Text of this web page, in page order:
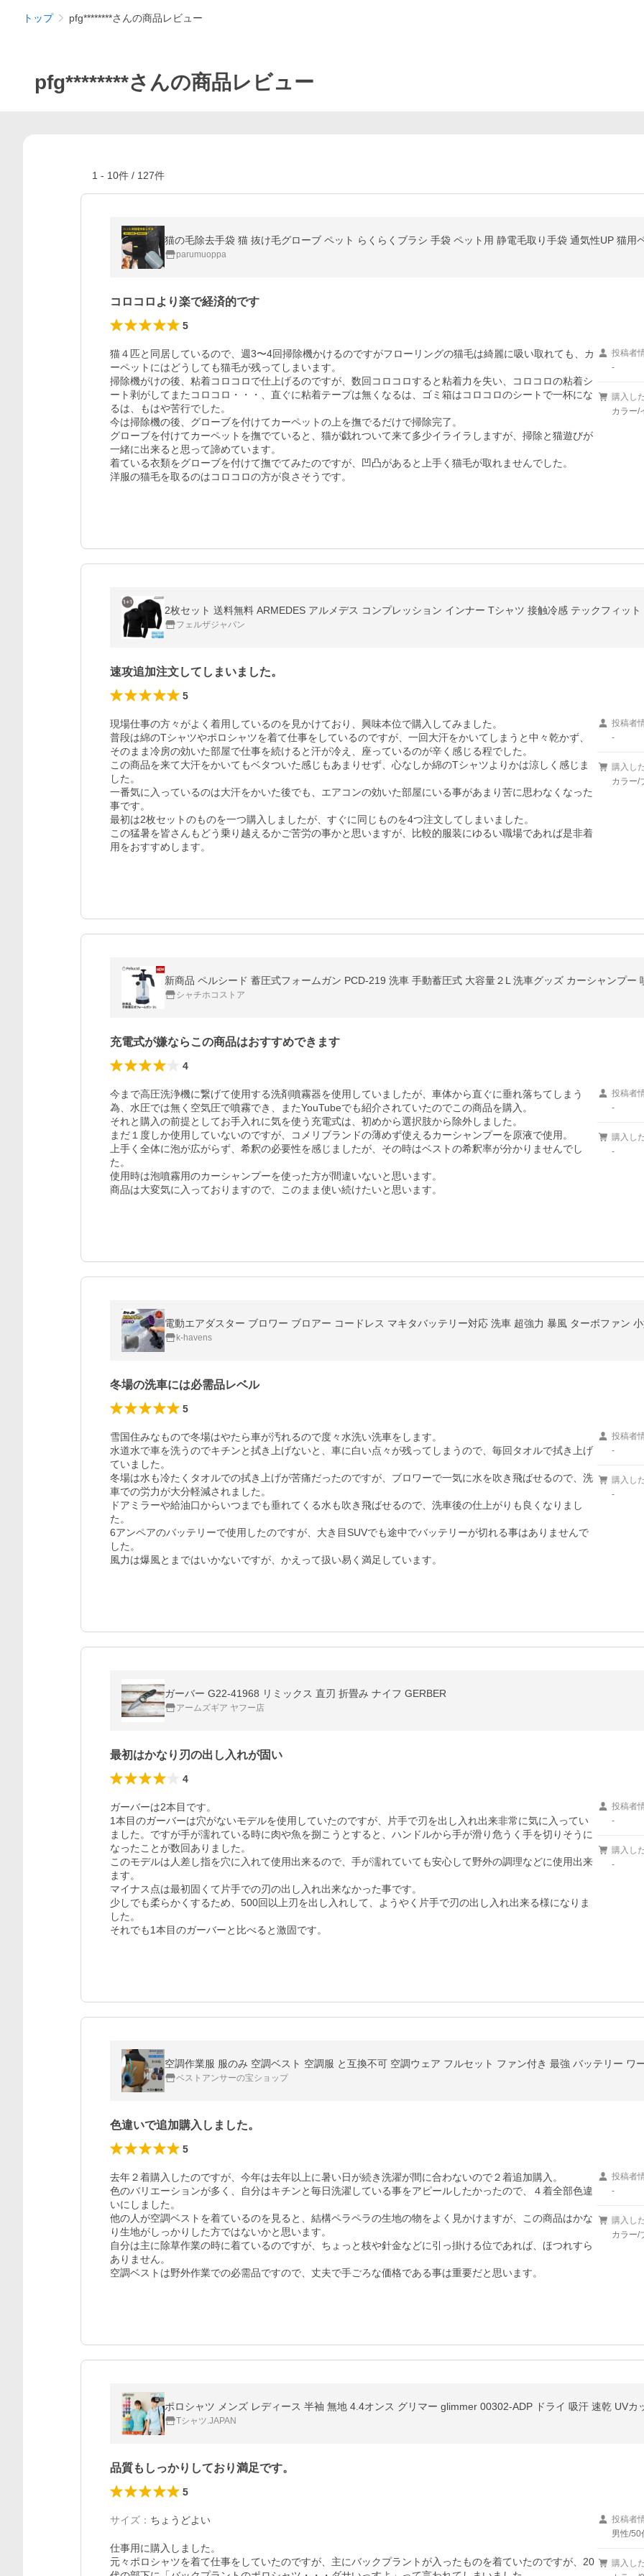
トップ pfg********さんの商品レビュー
pfg********さんの商品レビュー
1 - 10件 / 127件
parumuoppa
コロコロより楽で経済的です
5
猫４匹と同居しているので、週3〜4回掃除機かけるのですがフローリングの猫毛は綺麗に吸い取れても、カ
ーペットにはどうしても猫毛が残ってしまいます。
掃除機がけの後、粘着コロコロで仕上げるのですが、数回コロコロすると粘着力を失い、コロコロの粘着シ
ート剥がしてまたコロコロ・・・、直ぐに粘着テープは無くなるは、ゴミ箱はコロコロのシートで一杯にな
るは、もはや苦行でした。
今は掃除機の後、グローブを付けてカーペットの上を撫でるだけで掃除完了。
グローブを付けてカーペットを撫でていると、猫が戯れついて来て多少イライラしますが、掃除と猫遊びが
一緒に出来ると思って諦めています。
着ている衣類をグローブを付けて撫でてみたのですが、凹凸があると上手く猫毛が取れませんでした。
洋服の猫毛を取るのはコロコロの方が良さそうです。
投稿者
-
購入し
カラー/
フェルザジャパン
速攻追加注文してしまいました。
5
現場仕事の方々がよく着用しているのを見かけており、興味本位で購入してみました。
普段は綿のTシャツやポロシャツを着て仕事をしているのですが、一回大汗をかいてしまうと中々乾かず、
そのまま冷房の効いた部屋で仕事を続けると汗が冷え、座っているのが辛く感じる程でした。
この商品を来て大汗をかいてもベタついた感じもあまりせず、心なしか綿のTシャツよりかは涼しく感じま
した。
一番気に入っているのは大汗をかいた後でも、エアコンの効いた部屋にいる事があまり苦に思わなくなった
事です。
最初は2枚セットのものを一つ購入しましたが、すぐに同じものを4つ注文してしまいました。
この猛暑を皆さんもどう乗り越えるかご苦労の事かと思いますが、比較的服装にゆるい職場であれば是非着
用をおすすめします。
投稿者
-
購入し
カラー/
新商品 ペルシード 蓄圧式フォームガン PCD-219 洗車 手動蓄圧式 大容量２L 洗車グッズ カーシャンプー
シャチホコストア
充電式が嫌ならこの商品はおすすめできます
4
今まで高圧洗浄機に繋げて使用する洗剤噴霧器を使用していましたが、車体から直ぐに垂れ落ちてしまう
為、水圧では無く空気圧で噴霧でき、またYouTubeでも紹介されていたのでこの商品を購入。
それと購入の前提としてお手入れに気を使う充電式は、初めから選択肢から除外しました。
まだ１度しか使用していないのですが、コメリブランドの薄めず使えるカーシャンプーを原液で使用。
上手く全体に泡が広がらず、希釈の必要性を感じましたが、その時はベストの希釈率が分かりませんでし
た。
使用時は泡噴霧用のカーシャンプーを使った方が間違いないと思います。
商品は大変気に入っておりますので、このまま使い続けたいと思います。
投稿者
-
購入し
-
k-havens
冬場の洗車には必需品レベル
5
雪国住みなもので冬場はやたら車が汚れるので度々水洗い洗車をします。
水道水で車を洗うのでキチンと拭き上げないと、車に白い点々が残ってしまうので、毎回タオルで拭き上げ
ていました。
冬場は水も冷たくタオルでの拭き上げが苦痛だったのですが、ブロワーで一気に水を吹き飛ばせるので、洗
車での労力が大分軽減されました。
ドアミラーや給油口からいつまでも垂れてくる水も吹き飛ばせるので、洗車後の仕上がりも良くなりまし
た。
6アンペアのバッテリーで使用したのですが、大き目SUVでも途中でバッテリーが切れる事はありませんで
した。
風力は爆風とまではいかないですが、かえって扱い易く満足しています。
投稿者
-
購入し
-
ガーバー G22-41968 リミックス 直刃 折畳み ナイフ GERBER
アームズギア ヤフー店
最初はかなり刃の出し入れが固い
4
ガーバーは2本目です。
1本目のガーバーは穴がないモデルを使用していたのですが、片手で刃を出し入れ出来非常に気に入ってい
ました。ですが手が濡れている時に肉や魚を捌こうとすると、ハンドルから手が滑り危うく手を切りそうに
なったことが数回ありました。
このモデルは人差し指を穴に入れて使用出来るので、手が濡れていても安心して野外の調理などに使用出来
ます。
マイナス点は最初固くて片手での刃の出し入れ出来なかった事です。
少しでも柔らかくするため、500回以上刃を出し入れして、ようやく片手で刃の出し入れ出来る様になりま
した。
それでも1本目のガーバーと比べると激固です。
投稿者
-
購入し
-
ベストアンサーの宝ショップ
色違いで追加購入しました。
5
去年２着購入したのですが、今年は去年以上に暑い日が続き洗濯が間に合わないので２着追加購入。
色のバリエーションが多く、自分はキチンと毎日洗濯している事をアピールしたかったので、４着全部色違
いにしました。
他の人が空調ベストを着ているのを見ると、結構ペラペラの生地の物をよく見かけますが、この商品はかな
り生地がしっかりした方ではないかと思います。
自分は主に除草作業の時に着ているのですが、ちょっと枝や針金などに引っ掛ける位であれば、ほつれすら
ありません。
空調ベストは野外作業での必需品ですので、丈夫で手ごろな価格である事は重要だと思います。
投稿者
-
購入し
カラー/
Tシャツ.JAPAN
品質もしっかりしており満足です。
5
サイズ ： ちょうどよい
仕事用に購入しました。
元々ポロシャツを着て仕事をしていたのですが、主にバックプラントが入ったものを着ていたのですが、20
投稿者
男性/50
購入し